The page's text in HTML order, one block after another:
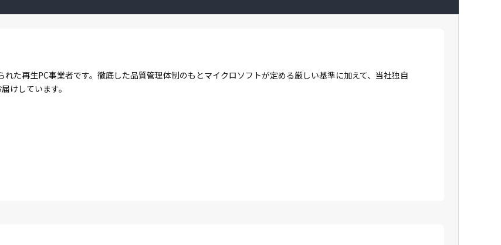
た再生PC事業者です。徹底した品質管理体制のもとマイクロソフトが定める厳しい基準に加えて、当社独自
けしています。